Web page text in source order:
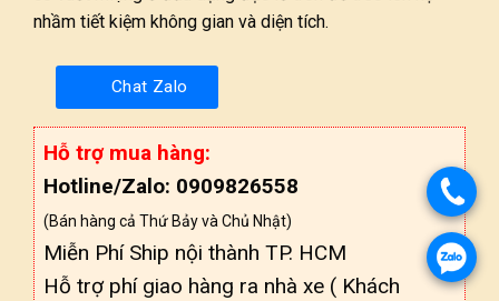
nhầm tiết kiệm không gian và diện tích.
Chat Zalo
Hỗ trợ mua hàng:
Hotline/Zalo: 0909826558
(Bán hàng cả Thứ Bảy và Chủ Nhật)
Miễn Phí Ship nội thành TP. HCM
Hỗ trợ phí giao hàng ra nhà xe ( Khách